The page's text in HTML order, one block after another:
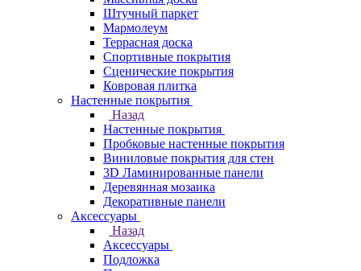
Штучный паркет
Мармолеум
Террасная доска
Спортивные покрытия
Сценические покрытия
Ковровая плитка
Настенные покрытия
Назад
Настенные покрытия
Пробковые настенные покрытия
Виниловые покрытия для стен
3D Ламинированные панели
Деревянная мозаика
Декоративные панели
Аксессуары
Назад
Аксессуары
Подложка